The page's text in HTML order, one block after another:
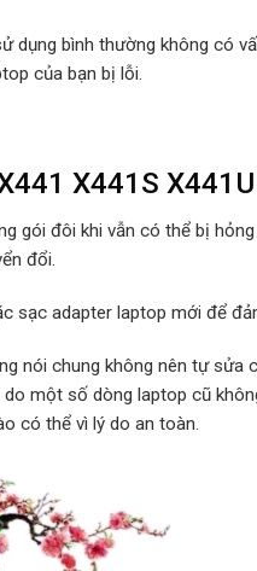
dụng bình thường không có
của bạn bị lỗi.
X441S
gói đôi khi vẫn có thể bị
đổi.
sạc adapter laptop mới để
nói chung không nên tự sửa
một số dòng laptop cũ
có thể vì lý do an toàn.